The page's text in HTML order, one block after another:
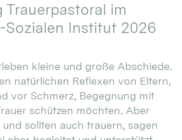
Trauerpastoral im
Sozialen Institut 2026
kleine und große Abschiede.
natürlichen Reflexen von Eltern,
vor Schmerz, Begegnung mit
schützen möchten. Aber
sollten auch trauern, sagen